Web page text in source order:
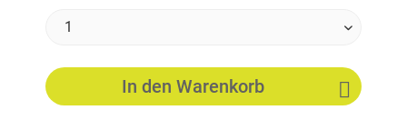
In den Warenkorb